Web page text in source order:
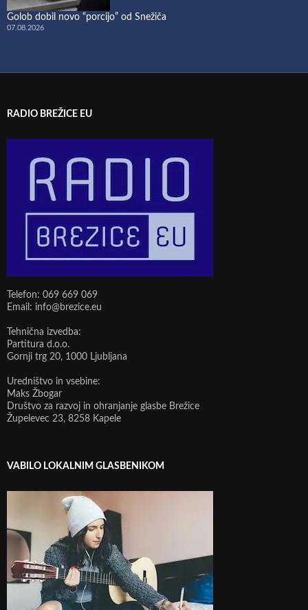
Golob dobil novo “porcijo” od Snežiča
07.08.2026
RADIO BREŽICE EU
Telefon: 069 669 069
Email: info@brezice.eu
Tehnična izvedba:
Partitura d.o.o.
Gornji trg 20, 1000 Ljubljana
Uredništvo in vsebine:
Maks Žbogar
Društvo za razvoj in ohranjanje glasbe Brežice
Župelevec 23, 8258 Kapele
VABILO LOKALNIM GLASBENIKOM